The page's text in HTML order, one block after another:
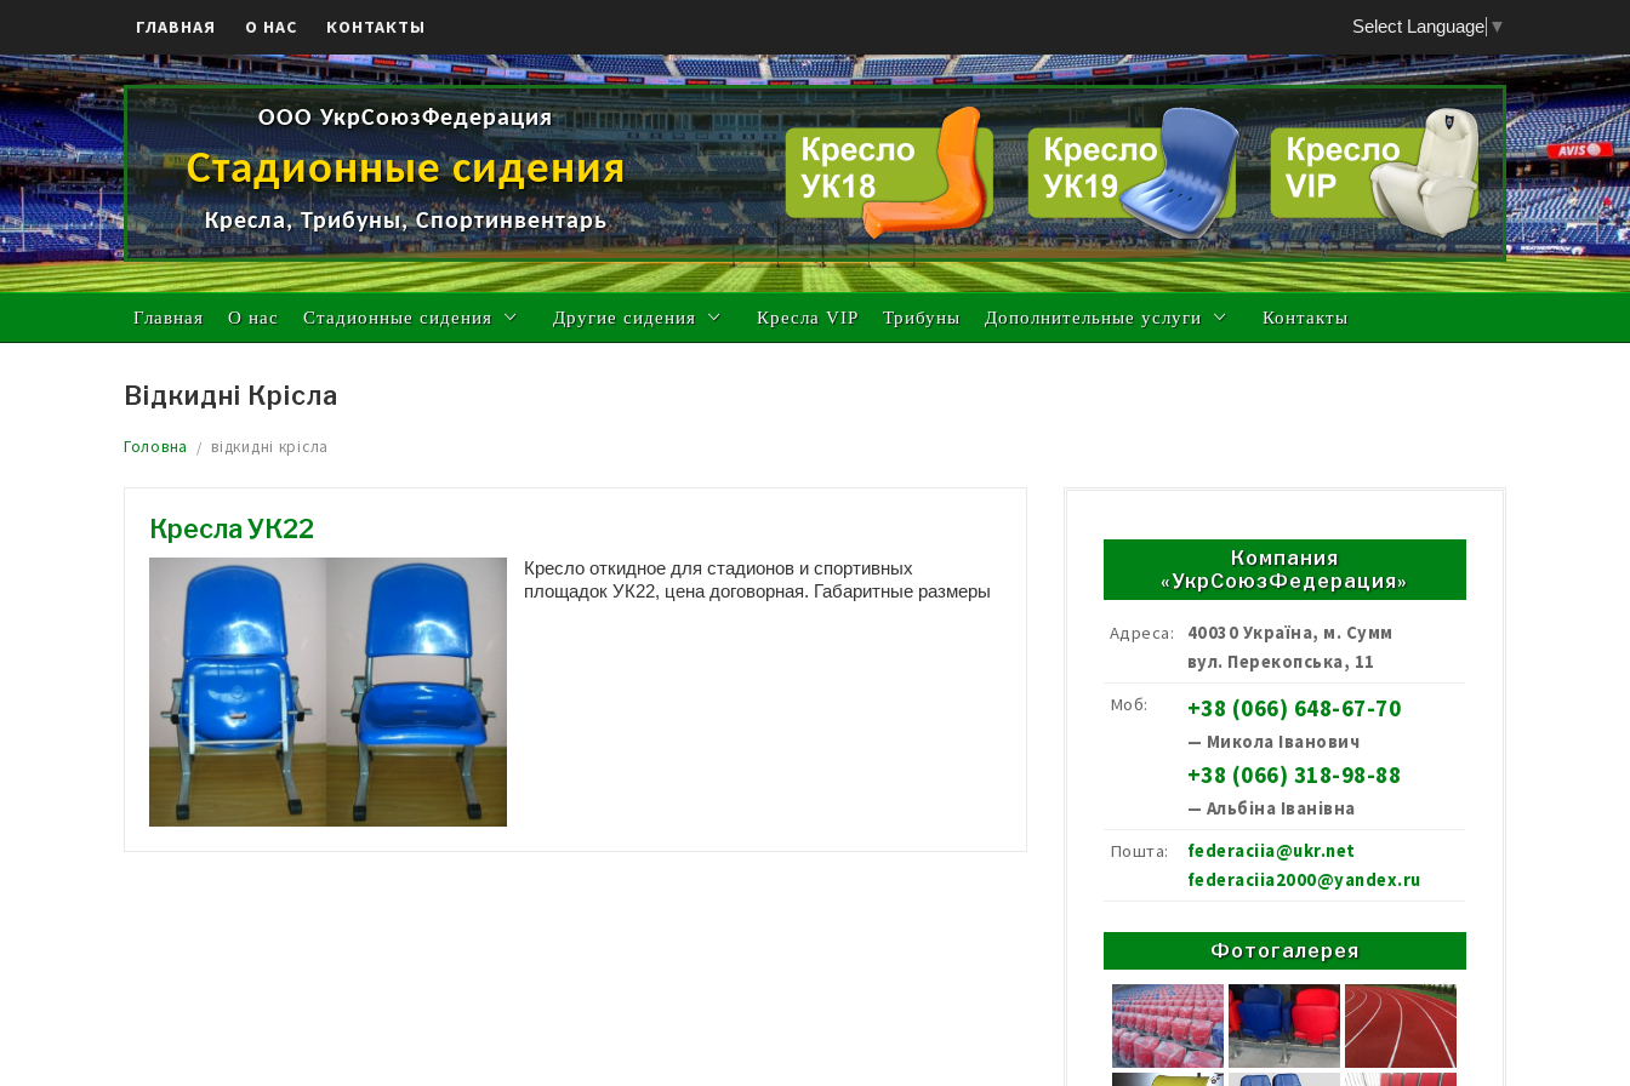
content
ГЛАВНАЯ О НАС КОНТАКТЫ Select Language ▼
ООО УкрСоюзФедерация
Стадионные сидения
Кресла, Трибуны, Спортинвентарь
Главная О нас Стадионные сидения Другие сидения Кресла VIP Трибуны Дополнительные услуги Контакты
Відкидні Крісла
Головна відкидні крісла
Кресла УК22
Кресло откидное для стадионов и спортивных
площадок УК22, цена договорная. Габаритные размеры
Компания
«УкрСоюзФедерация»
Адреса:
40030 Україна, м. Сумм
вул. Перекопська, 11
Моб:
+38 (066) 648-67-70
— Микола Іванович
+38 (066) 318-98-88
— Альбіна Іванівна
Пошта:
federaciia@ukr.net
federaciia2000@yandex.ru
Фотогалерея